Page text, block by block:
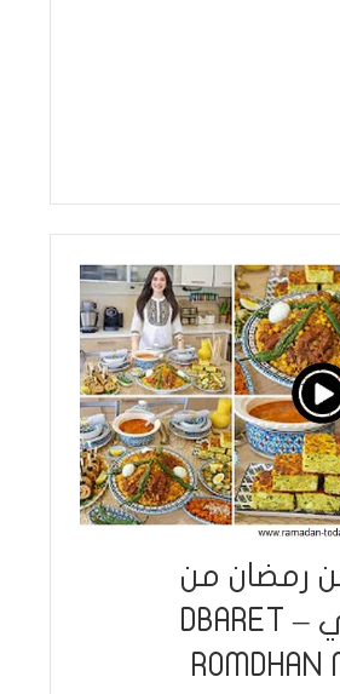
اليوم 16 من رمضان من
المطبخ التونسي – DBARET
ROMDHAN